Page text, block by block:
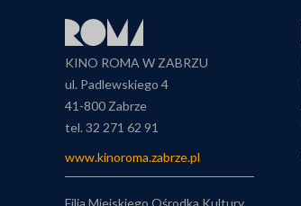
KINO ROMA W ZABRZU
ul. Padlewskiego 4
41-800 Zabrze
tel. 32 271 62 91
www.kinoroma.zabrze.pl
Filia Miejskiego Ośrodka Kultury